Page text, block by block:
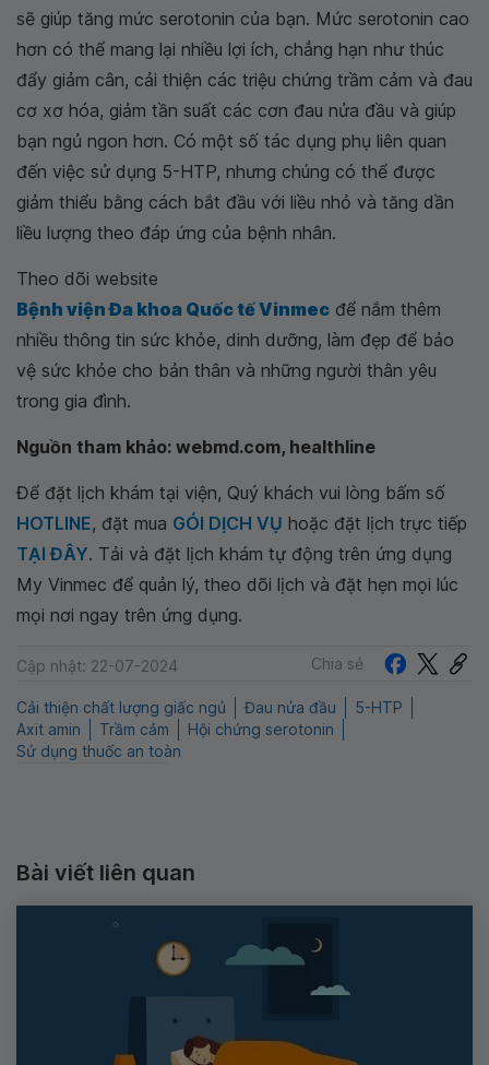
sẽ giúp tăng mức serotonin của bạn. Mức serotonin cao
hơn có thể mang lại nhiều lợi ích, chẳng hạn như thúc
đẩy giảm cân, cải thiện các triệu chứng trầm cảm và đau
cơ xơ hóa, giảm tần suất các cơn đau nửa đầu và giúp
bạn ngủ ngon hơn. Có một số tác dụng phụ liên quan
đến việc sử dụng 5-HTP, nhưng chúng có thể được
giảm thiểu bằng cách bắt đầu với liều nhỏ và tăng dần
liều lượng theo đáp ứng của bệnh nhân.
Theo dõi website
Bệnh viện Đa khoa Quốc tế Vinmec để nắm thêm
nhiều thông tin sức khỏe, dinh dưỡng, làm đẹp để bảo
vệ sức khỏe cho bản thân và những người thân yêu
trong gia đình.
Nguồn tham khảo: webmd.com, healthline
Để đặt lịch khám tại viện, Quý khách vui lòng bấm số
HOTLINE, đặt mua GÓI DỊCH VỤ hoặc đặt lịch trực tiếp
TẠI ĐÂY. Tải và đặt lịch khám tự động trên ứng dụng
My Vinmec để quản lý, theo dõi lịch và đặt hẹn mọi lúc
mọi nơi ngay trên ứng dụng.
Cập nhật: 22-07-2024 Chia sẻ
Cải thiện chất lượng giấc ngủ Đau nửa đầu
5-HTP
Axit amin
Trầm cảm
Hội chứng serotonin
Sử dụng thuốc an toàn
Bài viết liên quan